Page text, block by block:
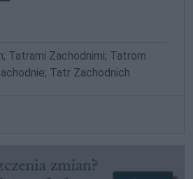
Tatrami Zachodnimi; Tatrom
Tatr Zachodnich